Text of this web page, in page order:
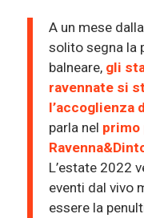
A un mese
solito segna la
balneare, gli
ravennate si
l’accoglienza
parla nel primo
L’estate 2022
eventi dal vivo
essere la